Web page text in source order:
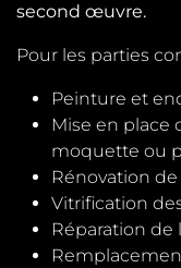
second œuvre.
Pour les parties
Peinture et
Mise en place
moquette ou
Rénovation de
Vitrification
Réparation de